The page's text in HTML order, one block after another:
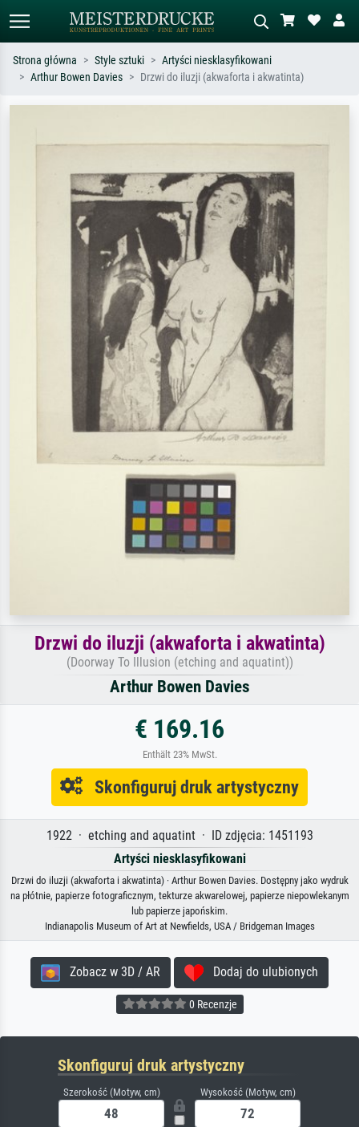
impresjonizm, fala Hokusaia, akt.
stojący akt obok drzewa.
Strona główna Style sztuki
Artyści niesklasyfikowani
Arthur Bowen Davies
Drzwi do iluzji (akwaforta i akwatinta)
Drzwi do iluzji (akwaforta i akwatinta)
(Doorway To Illusion (etching and aquatint))
Arthur Bowen Davies
€ 169.16
Enthält 23% MwSt.
Skonfiguruj druk artystyczny
1922 · etching and aquatint · ID zdjęcia: 1451193
Artyści niesklasyfikowani
Drzwi do iluzji (akwaforta i akwatinta) · Arthur Bowen Davies. Dostępny jako wydruk
na płótnie, papierze fotograficznym, tekturze akwarelowej, papierze niepowlekanym
lub papierze japońskim.
Indianapolis Museum of Art at Newfields, USA / Bridgeman Images
Zobacz w 3D / AR Dodaj do ulubionych
0 Recenzje
Skonfiguruj druk artystyczny
Szerokość (Motyw, cm) Wysokość (Motyw, cm)